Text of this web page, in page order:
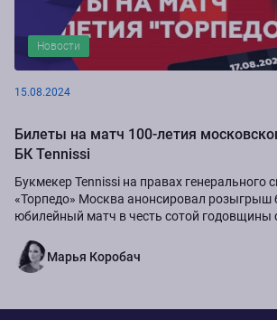
Новости
15.08.2024
Билеты на матч 100-летия
БК Tennissi
Букмекер Tennissi на правах генерального
«Торпедо» Москва анонсировал розыгрыш
юбилейный матч в честь сотой годовщины
Марья Коробач